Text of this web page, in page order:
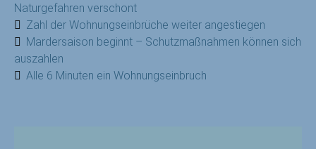
Naturgefahren verschont
Zahl der Wohnungseinbrüche weiter angestiegen
Mardersaison beginnt – Schutzmaßnahmen können sich
auszahlen
Alle 6 Minuten ein Wohnungseinbruch